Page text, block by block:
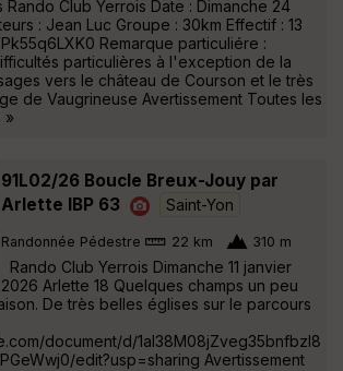
Rando Club Yerrois Date : Dimanche 24
: Jean Luc Groupe : 30km Effectif : 13
Remarque particuliére :
particulières à l'exception de la
vers le château de Courson et le très
de Vaugrineuse Avertissement Toutes les
»
91L02/26 Boucle Breux-Jouy par
Arlette IBP 63
Saint-Yon
Randonnée Pédestre 22 km 310 m
Rando Club Yerrois Dimanche 11 janvier
2026 Arlette 18 Quelques champs un peu
De très belles églises sur le parcours
document/d/1aI38M08jZveg35bnfbzl8
edit?usp=sharing Avertissement